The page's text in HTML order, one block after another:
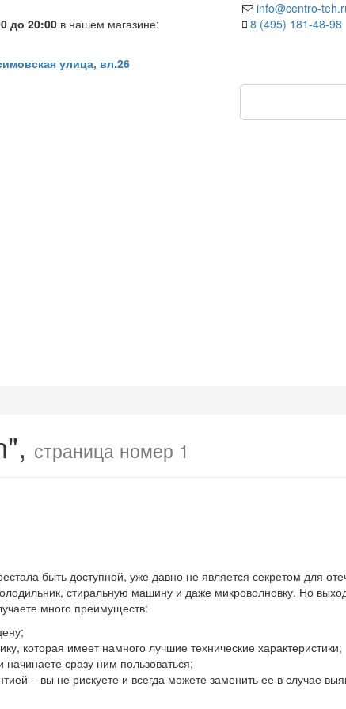
до 20:00 в нашем магазине:
улица, вл.26
info@centro-
8 (495) 181-48-98
страница номер 1
быть доступной, уже давно не является секретом для
стиральную машину и даже микроволновку. Но
много преимуществ:
которая имеет намного лучшие технические характеристики;
сразу ним пользоваться;
– вы не рискуете и всегда можете заменить ее в случае